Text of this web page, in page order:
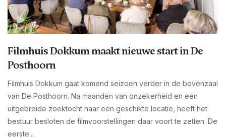
Filmhuis Dokkum maakt nieuwe start in De
Posthoorn
Filmhuis Dokkum gaat komend seizoen verder in de bovenzaal
van De Posthoorn. Na maanden van onzekerheid en een
uitgebreide zoektocht naar een geschikte locatie, heeft het
bestuur besloten de filmvoorstellingen daar voort te zetten. De
eerste...